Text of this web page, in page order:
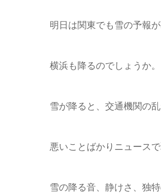
明日は関東でも雪の予報が
横浜も降るのでしょうか。
雪が降ると、交通機関の
悪いことばかりニュース
雪の降る音、静けさ、独